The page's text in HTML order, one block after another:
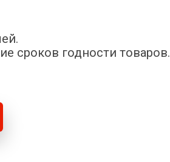
сроков годности товаров.